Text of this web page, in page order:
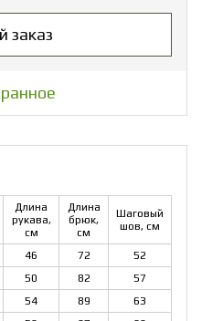
заказ
Длина
рукава,
см
Длина
брюк,
см
Шаговый
шов, см
46 72
52
50 82
57
54 89
63